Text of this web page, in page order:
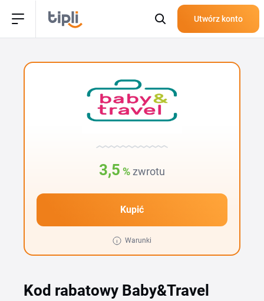
Utwórz konto
3,5 % zwrotu
Kupić
Warunki
Kod rabatowy Baby&Travel